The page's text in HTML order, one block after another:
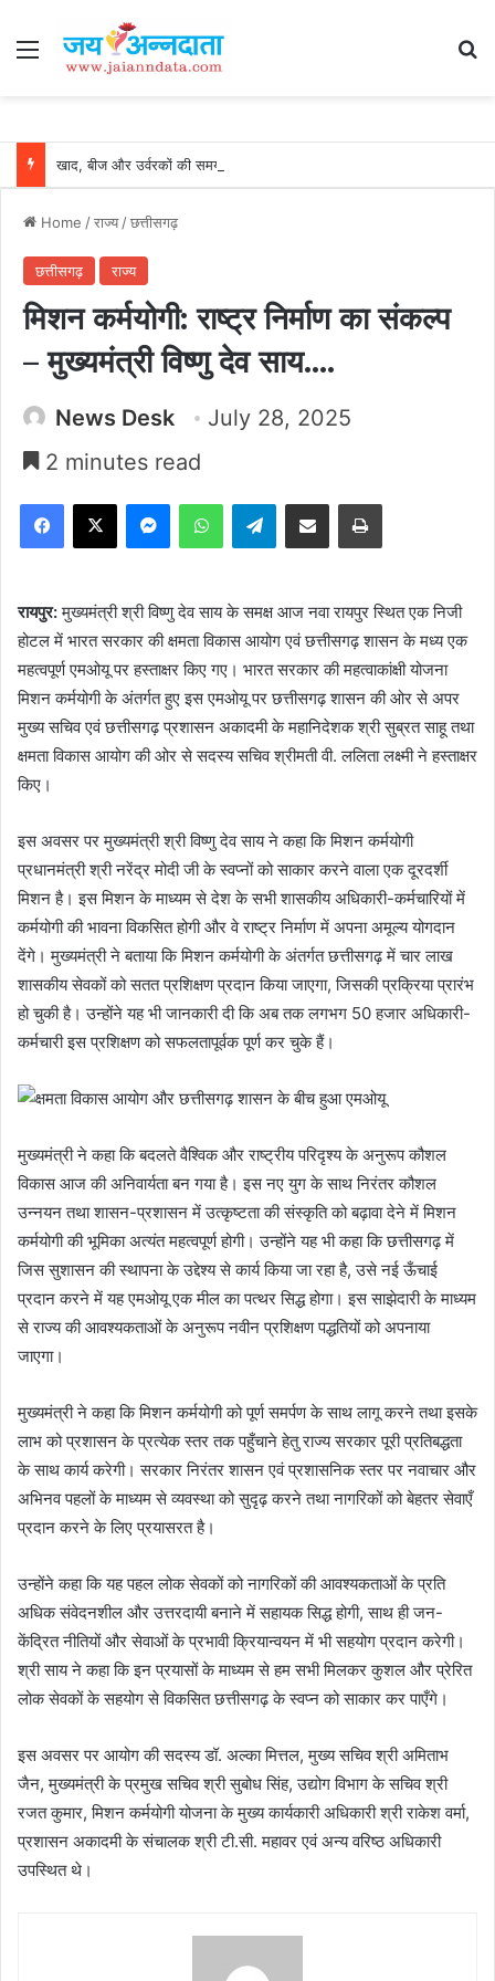
Menu
Home /राज्य/छत्तीसगढ़
छत्तीसगढ़ राज्य
मिशन कर्मयोगी: राष्ट्र निर्माण का संकल्प
– मुख्यमंत्री विष्णु देव साय….
News Desk
July 28, 2025
2 minutes read
Facebook
X MessengerWhatsAppTelegramShare via Email Print
रायपुर:मुख्यमंत्री श्री विष्णु देव साय के समक्ष आज नवा रायपुर स्थित एक निजी
होटल में भारत सरकार की क्षमता विकास आयोग एवं छत्तीसगढ़ शासन के मध्य एक
महत्वपूर्ण एमओयू पर हस्ताक्षर किए गए। भारत सरकार की महत्वाकांक्षी योजना
मिशन कर्मयोगी के अंतर्गत हुए इस एमओयू पर छत्तीसगढ़ शासन की ओर से अपर
मुख्य सचिव एवं छत्तीसगढ़ प्रशासन अकादमी के महानिदेशक श्री सुब्रत साहू तथा
क्षमता विकास आयोग की ओर से सदस्य सचिव श्रीमती वी. ललिता लक्ष्मी ने हस्ताक्षर
किए।
इस अवसर पर मुख्यमंत्री श्री विष्णु देव साय ने कहा कि मिशन कर्मयोगी
प्रधानमंत्री श्री नरेंद्र मोदी जी के स्वप्नों को साकार करने वाला एक दूरदर्शी
मिशन है। इस मिशन के माध्यम से देश के सभी शासकीय अधिकारी-कर्मचारियों में
कर्मयोगी की भावना विकसित होगी और वे राष्ट्र निर्माण में अपना अमूल्य योगदान
देंगे। मुख्यमंत्री ने बताया कि मिशन कर्मयोगी के अंतर्गत छत्तीसगढ़ में चार लाख
शासकीय सेवकों को सतत प्रशिक्षण प्रदान किया जाएगा, जिसकी प्रक्रिया प्रारंभ
हो चुकी है। उन्होंने यह भी जानकारी दी कि अब तक लगभग 50 हजार अधिकारी-
कर्मचारी इस प्रशिक्षण को सफलतापूर्वक पूर्ण कर चुके हैं।
मुख्यमंत्री ने कहा कि बदलते वैश्विक और राष्ट्रीय परिदृश्य के अनुरूप कौशल
विकास आज की अनिवार्यता बन गया है। इस नए युग के साथ निरंतर कौशल
उन्नयन तथा शासन-प्रशासन में उत्कृष्टता की संस्कृति को बढ़ावा देने में मिशन
कर्मयोगी की भूमिका अत्यंत महत्वपूर्ण होगी। उन्होंने यह भी कहा कि छत्तीसगढ़ में
जिस सुशासन की स्थापना के उद्देश्य से कार्य किया जा रहा है, उसे नई ऊँचाई
प्रदान करने में यह एमओयू एक मील का पत्थर सिद्ध होगा। इस साझेदारी के माध्यम
से राज्य की आवश्यकताओं के अनुरूप नवीन प्रशिक्षण पद्धतियों को अपनाया
जाएगा।
मुख्यमंत्री ने कहा कि मिशन कर्मयोगी को पूर्ण समर्पण के साथ लागू करने तथा इसके
लाभ को प्रशासन के प्रत्येक स्तर तक पहुँचाने हेतु राज्य सरकार पूरी प्रतिबद्धता
के साथ कार्य करेगी। सरकार निरंतर शासन एवं प्रशासनिक स्तर पर नवाचार और
अभिनव पहलों के माध्यम से व्यवस्था को सुदृढ़ करने तथा नागरिकों को बेहतर सेवाएँ
प्रदान करने के लिए प्रयासरत है।
उन्होंने कहा कि यह पहल लोक सेवकों को नागरिकों की आवश्यकताओं के प्रति
अधिक संवेदनशील और उत्तरदायी बनाने में सहायक सिद्ध होगी, साथ ही जन-
केंद्रित नीतियों और सेवाओं के प्रभावी क्रियान्वयन में भी सहयोग प्रदान करेगी।
श्री साय ने कहा कि इन प्रयासों के माध्यम से हम सभी मिलकर कुशल और प्रेरित
लोक सेवकों के सहयोग से विकसित छत्तीसगढ़ के स्वप्न को साकार कर पाएँगे।
इस अवसर पर आयोग की सदस्य डॉ. अल्का मित्तल, मुख्य सचिव श्री अमिताभ
जैन, मुख्यमंत्री के प्रमुख सचिव श्री सुबोध सिंह, उद्योग विभाग के सचिव श्री
रजत कुमार, मिशन कर्मयोगी योजना के मुख्य कार्यकारी अधिकारी श्री राकेश वर्मा,
प्रशासन अकादमी के संचालक श्री टी.सी. महावर एवं अन्य वरिष्ठ अधिकारी
उपस्थित थे।